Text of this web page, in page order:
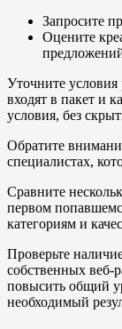
Запросите
Оцените
Уточните условия
входят в пакет и
условия, без
Обратите
специалистах,
Сравните
первом
категориям и
Проверьте
собственных веб-
повысить общий
необходимый